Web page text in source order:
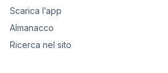
Scarica l’app
Almanacco
Ricerca nel sito